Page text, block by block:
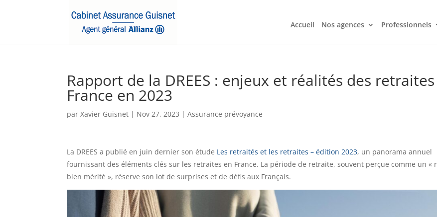
Accueil Nos agences Professionnels
Rapport de la DREES : enjeux et réalités des
France en 2023
parXavier Guisnet | Nov 27, 2023 |Assurance prévoyance
La DREES a publié en juin dernier son étude Les retraités et les retraites – édition 2023, un panorama annuel
fournissant des éléments clés sur les retraites en France. La période de retraite, souvent perçue comme un «
bien mérité », réserve son lot de surprises et de défis aux Français.